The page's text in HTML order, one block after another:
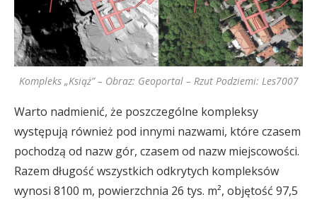
Kompleks „Książ” – Obraz: Geoportal – Rzut Podziemi: Les7007
Warto nadmienić, że poszczególne kompleksy
występują również pod innymi nazwami, które czasem
pochodzą od nazw gór, czasem od nazw miejscowości.
Razem długość wszystkich odkrytych kompleksów
wynosi 8100 m, powierzchnia 26 tys. m², objętość 97,5